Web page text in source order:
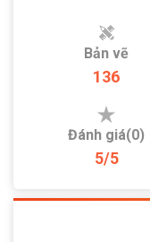
Bản vẽ
136
Đánh giá(0)
5/5